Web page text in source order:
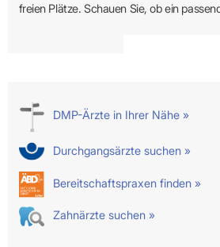
freien Plätze. Schauen Sie, ob ein
DMP-Ärzte in Ihrer Nähe »
Durchgangsärzte suchen »
Bereitschaftspraxen finden »
Zahnärzte suchen »